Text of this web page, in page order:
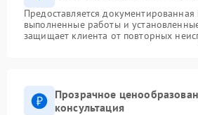
Предоставляется документированная
выполненные работы и
защищает клиента от повторных
Прозрачное
консультация